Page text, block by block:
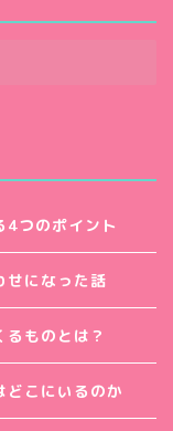
4つのポイント
せになった話
ものとは？
どこにいるのか